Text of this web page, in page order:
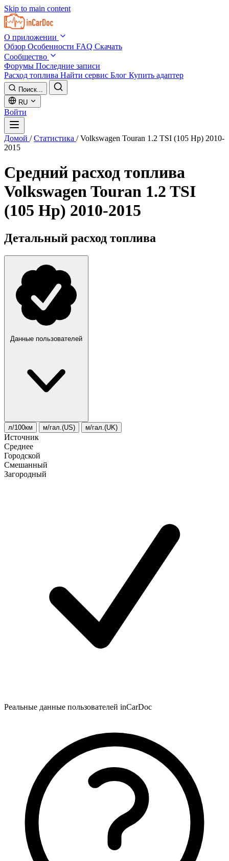
Skip to main content
О приложении
Обзор Особенности FAQ Скачать
Сообщество
Форумы Последние записи
Расход топлива Найти сервис Блог Купить адаптер
Поиск...
RU
Войти
Домой / Статистика / Volkswagen Touran 1.2 TSI (105 Hp) 2010-
2015
Средний расход топлива
Volkswagen Touran 1.2 TSI
(105 Hp) 2010-2015
Детальный расход топлива
Данные пользователей
л/100км м/гал.(US) м/гал.(UK)
Источник
Среднее
Городской
Смешанный
Загородный
Реальные данные пользователей inCarDoc